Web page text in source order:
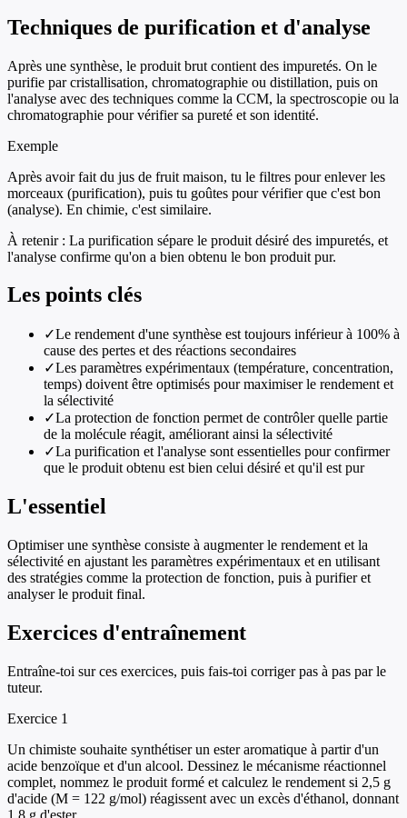
Techniques de purification et d'analyse
Après une synthèse, le produit brut contient des impuretés. On le
purifie par cristallisation, chromatographie ou distillation, puis on
l'analyse avec des techniques comme la CCM, la spectroscopie ou la
chromatographie pour vérifier sa pureté et son identité.
Exemple
Après avoir fait du jus de fruit maison, tu le filtres pour enlever les
morceaux (purification), puis tu goûtes pour vérifier que c'est bon
(analyse). En chimie, c'est similaire.
À retenir : La purification sépare le produit désiré des impuretés, et
l'analyse confirme qu'on a bien obtenu le bon produit pur.
Les points clés
✓Le rendement d'une synthèse est toujours inférieur à 100% à
cause des pertes et des réactions secondaires
✓Les paramètres expérimentaux (température, concentration,
temps) doivent être optimisés pour maximiser le rendement et
la sélectivité
✓La protection de fonction permet de contrôler quelle partie
de la molécule réagit, améliorant ainsi la sélectivité
✓La purification et l'analyse sont essentielles pour confirmer
que le produit obtenu est bien celui désiré et qu'il est pur
L'essentiel
Optimiser une synthèse consiste à augmenter le rendement et la
sélectivité en ajustant les paramètres expérimentaux et en utilisant
des stratégies comme la protection de fonction, puis à purifier et
analyser le produit final.
Exercices d'entraînement
Entraîne-toi sur ces exercices, puis fais-toi corriger pas à pas par le
tuteur.
Exercice 1
Un chimiste souhaite synthétiser un ester aromatique à partir d'un
acide benzoïque et d'un alcool. Dessinez le mécanisme réactionnel
complet, nommez le produit formé et calculez le rendement si 2,5 g
d'acide (M = 122 g/mol) réagissent avec un excès d'éthanol, donnant
1,8 g d'ester.